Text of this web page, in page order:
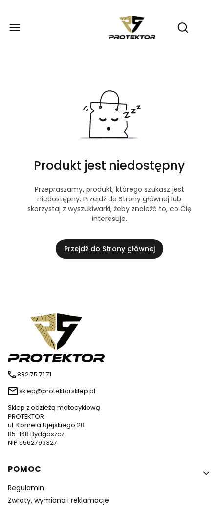
Otwórz
Produkt jest niedostępny
Przepraszamy, produkt, którego szukasz jest
niedostępny. Przejdź do Strony głównej lub
skorzystaj z wyszukiwarki, żeby znaleźć to, co Cię
interesuje.
Przejdź do Strony głównej
882 75 71 71
sklep@protektorsklep.pl
Sklep z odzieżą motocyklową
PROTEKTOR
ul. Kornela Ujejskiego 28
85-168 Bydgoszcz
NIP 5562793327
Linki w stopce
POMOC
Regulamin
Zwroty, wymiana i reklamacje